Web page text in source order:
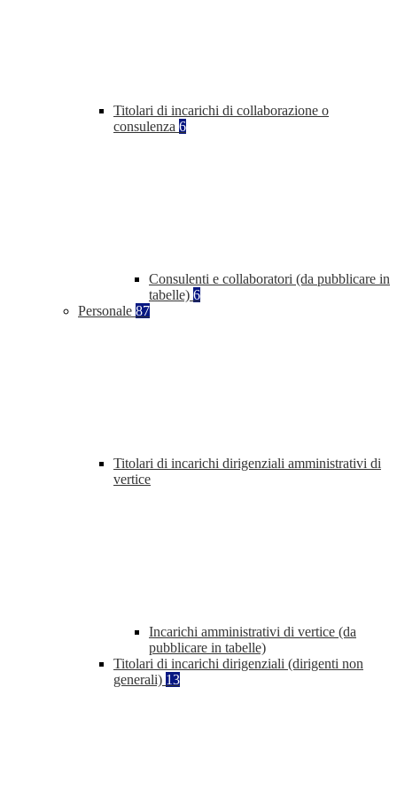
Titolari di incarichi di collaborazione o
consulenza 6
Consulenti e collaboratori (da pubblicare in
tabelle) 6
Personale 87
Titolari di incarichi dirigenziali amministrativi di
vertice
Incarichi amministrativi di vertice (da
pubblicare in tabelle)
Titolari di incarichi dirigenziali (dirigenti non
generali) 13